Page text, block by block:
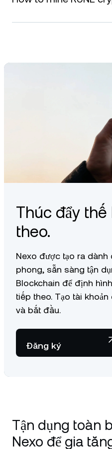
RUNE cannot be mined
Thúc đẩy thế
theo.
Nexo được tạo ra
phong, sẵn sàng tận
Blockchain để định
tiếp theo. Tạo tài
và bắt đầu.
Đăng ký
Tận dụng toàn
Nexo để gia